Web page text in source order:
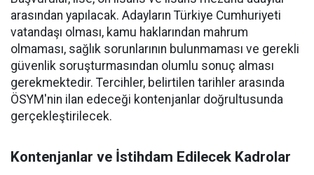
arasından yapılacak. Adayların Türkiye Cumhuriyeti
vatandaşı olması, kamu haklarından mahrum
olmaması, sağlık sorunlarının bulunmaması ve gerekli
güvenlik soruşturmasından olumlu sonuç alması
gerekmektedir. Tercihler, belirtilen tarihler arasında
ÖSYM'nin ilan edeceği kontenjanlar doğrultusunda
gerçekleştirilecek.
Kontenjanlar ve İstihdam Edilecek Kadrolar